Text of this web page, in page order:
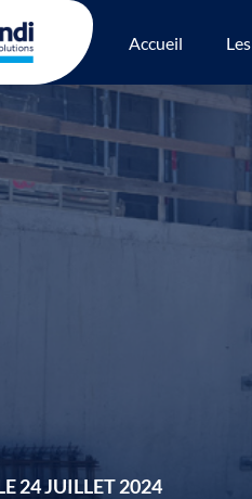
Accueil
24 JUILLET 2024